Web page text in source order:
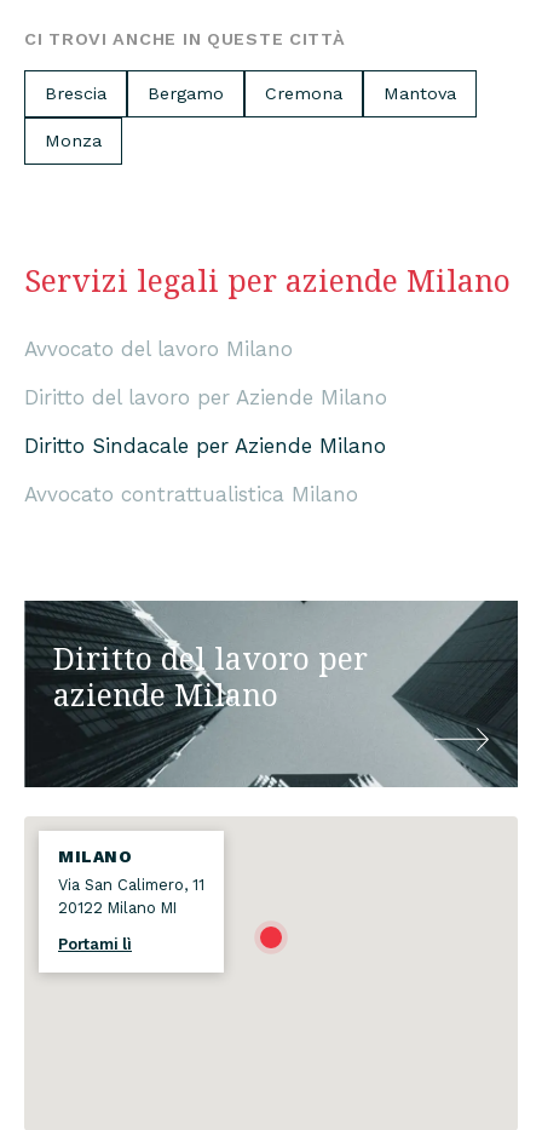
Servizi legali per aziende Milano
Avvocato del lavoro Milano
Diritto del lavoro per Aziende Milano
Diritto Sindacale per Aziende Milano
Avvocato contrattualistica Milano
Diritto del lavoro per
aziende Milano
MILANO
Via San Calimero, 11
20122 Milano MI
Portami lì
CI TROVI ANCHE IN QUESTE CITTÀ
Brescia Bergamo Cremona Mantova
Monza